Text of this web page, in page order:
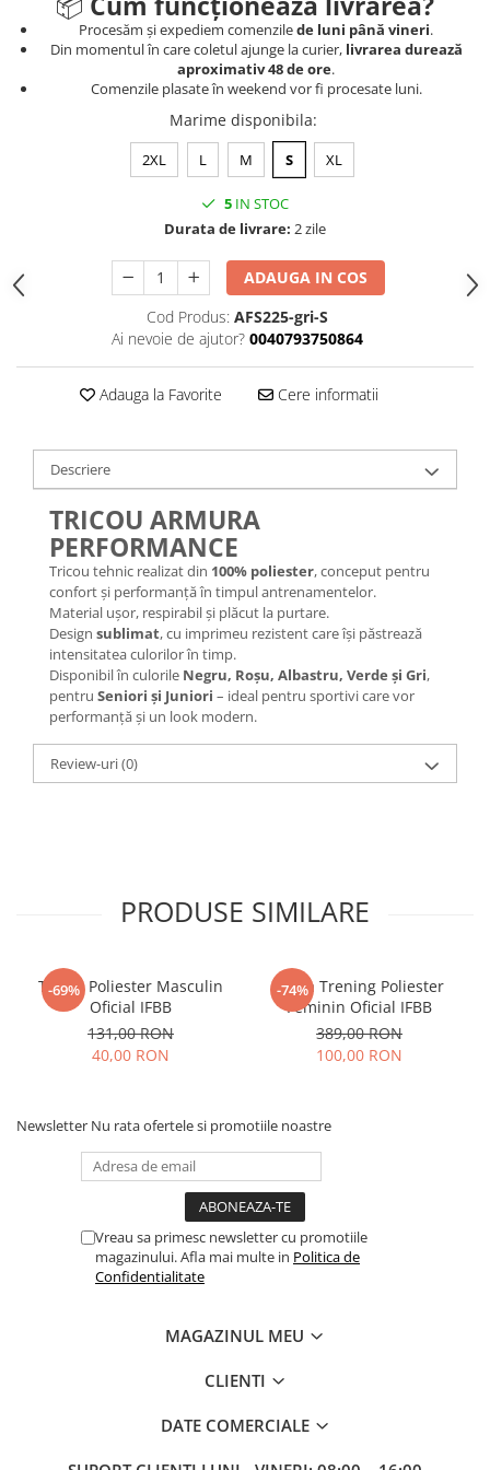
Procesăm și expediem comenzilede luni până vineri.
Din momentul în care coletul ajunge la curier, livrarea durează
aproximativ 48 de ore.
Comenzile plasate în weekend vor fi procesate luni.
Marime disponibila:
2XL L M S XL
5 IN STOC
Durata de livrare: 2 zile
ADAUGA IN COS
Cod Produs: AFS225-gri-S
Ai nevoie de ajutor? 0040793750864
Adauga la Favorite Cere informatii
Descriere
TRICOU ARMURA
PERFORMANCE
Tricou tehnic realizat din 100% poliester, conceput pentru
confort și performanță în timpul antrenamentelor.
Material ușor, respirabil și plăcut la purtare.
Design sublimat, cu imprimeu rezistent care își păstrează
intensitatea culorilor în timp.
Disponibil în culorile Negru, Roșu, Albastru, Verde și Gri,
pentru Seniori și Juniori – ideal pentru sportivi care vor
performanță și un look modern.
Review-uri(0)
PRODUSE SIMILARE
-69%
Tricou Poliester Masculin
Oficial IFBB
131,00 RON
40,00 RON
-74%
Bluza Trening Poliester
Feminin Oficial IFBB
389,00 RON
100,00 RON
Newsletter Nu rata ofertele si promotiile noastre
Vreau sa primesc newsletter cu promotiile
magazinului. Afla mai multe in Politica de
Confidentialitate
MAGAZINUL MEU
CLIENTI
DATE COMERCIALE